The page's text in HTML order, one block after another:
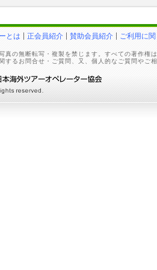
とは 正会員紹介 賛助会員紹介 ご利用に
真の無断転写・複製を禁じます。すべての著作権
するお問合せ・ご質問、又、個人的なご質問やご